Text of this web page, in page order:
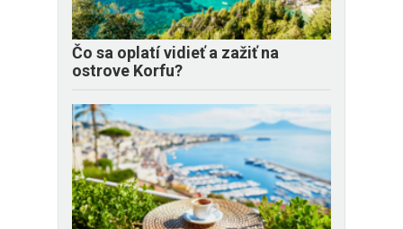
Čo sa oplatí vidieť a zažiť na
ostrove Korfu?